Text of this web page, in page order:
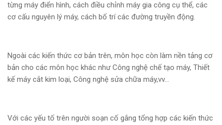
từng máy điển hình, cách điều chỉnh máy gia công cụ thể, các
cơ cấu nguyên lý máy, cách bố trí các đường truyền động.
Ngoài các kiến thức cơ bản trên, môn học còn làm nền tảng cơ
bản cho các môn học khác như Công nghệ chế tạo máy, Thiết
kế máy cắt kim loại, Công nghệ sửa chữa máy,vv…
Với các yếu tố trên người soạn cố gắng tổng hợp các kiến thức